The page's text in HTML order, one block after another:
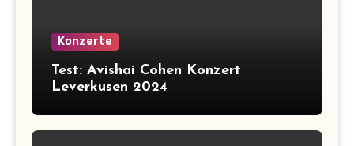
Konzerte
Test: Avishai Cohen Konzert
Leverkusen 2024